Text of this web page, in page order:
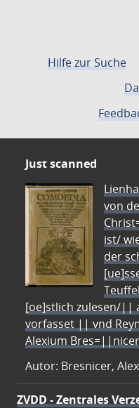
Hilfe zur Suche
Just scanned
von
ist/
der
[oe]stlich zulesen/||
vorfasset || vnd
Alexium
Autor: Bresnicer,
ZVDD - Zentrales